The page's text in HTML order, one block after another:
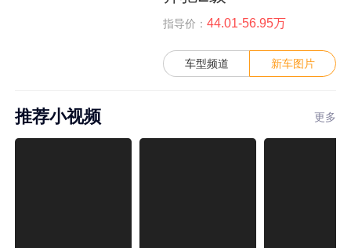
指导价： 44.01-56.95万
车型频道 新车图片
推荐小视频 更多